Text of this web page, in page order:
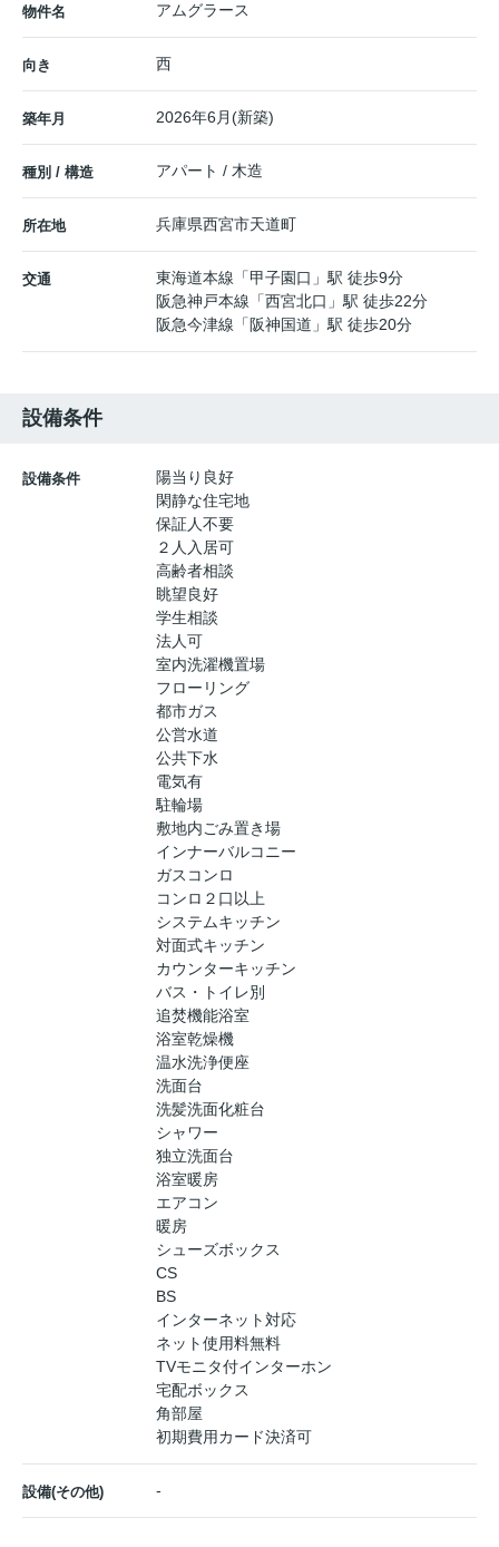
物件名 アムグラース
向き 西
築年月 2026年6月(新築)
種別 / 構造 アパート / 木造
所在地 兵庫県西宮市天道町
交通 東海道本線 「甲子園口 」駅 徒歩9分
阪急神戸本線 「西宮北口 」駅 徒歩22分
阪急今津線 「 阪神国道 」駅 徒歩20分
設備条件
設備条件
陽当り良好
閑静な住宅地
保証人不要
２人入居可
高齢者相談
眺望良好
学生相談
法人可
室内洗濯機置場
フローリング
都市ガス
公営水道
公共下水
電気有
駐輪場
敷地内ごみ置き場
インナーバルコニー
ガスコンロ
コンロ２口以上
システムキッチン
対面式キッチン
カウンターキッチン
バス・トイレ別
追焚機能浴室
浴室乾燥機
温水洗浄便座
洗面台
洗髪洗面化粧台
シャワー
独立洗面台
浴室暖房
エアコン
暖房
シューズボックス
CS
BS
インターネット対応
ネット使用料無料
TVモニタ付インターホン
宅配ボックス
角部屋
初期費用カード決済可
設備(その他) -